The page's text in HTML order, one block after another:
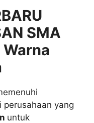
SMA
Warna
perusahaan yang
untuk